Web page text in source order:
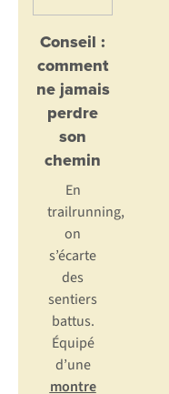
Conseil :
comment
ne jamais
perdre
son
chemin
En
trailrunning,
on
s’écarte
des
sentiers
battus.
Équipé
d’une
montre